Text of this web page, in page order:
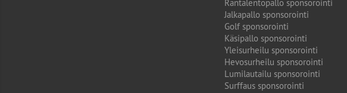
Rantalentopallo sponsorointi
Jalkapallo sponsorointi
Golf sponsorointi
Käsipallo sponsorointi
Yleisurheilu sponsorointi
Hevosurheilu sponsorointi
Lumilautailu sponsorointi
Surffaus sponsorointi